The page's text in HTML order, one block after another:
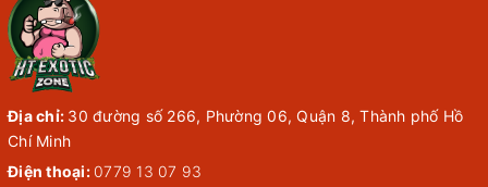
Địa chỉ: 30 đường số 266, Phường 06, Quận 8, Thành phố Hồ
Chí Minh
Điện thoại: 0779 13 07 93